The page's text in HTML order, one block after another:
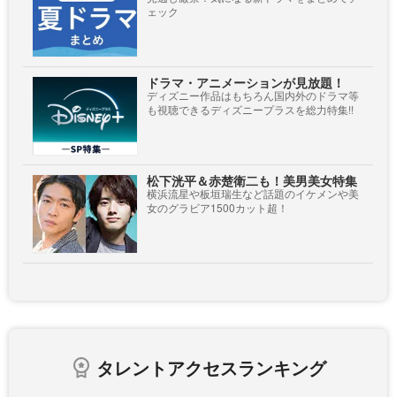
ェック
ドラマ・アニメーションが見放題！
ディズニー作品はもちろん国内外のドラマ等
も視聴できるディズニープラスを総力特集!!
松下洸平＆赤楚衛二も！美男美女特集
横浜流星や板垣瑞生など話題のイケメンや美
女のグラビア1500カット超！
タレントアクセスランキング